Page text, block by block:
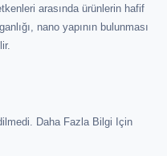
arasında ürünlerin hafif
nano yapının bulunması
Daha Fazla Bilgi Için